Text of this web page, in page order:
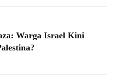
Warga Israel Kini